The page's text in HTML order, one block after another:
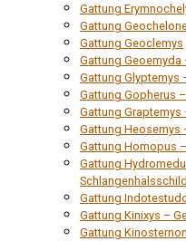
Gattung
Gattung
Gattung Geoclemys
Gattung Geoemyda
Gattung Glyptemys
Gattung Gopherus
Gattung
Gattung Heosemys
Gattung Homopus
Gattung
Gattung
Gattung Kinixys –
Gattung